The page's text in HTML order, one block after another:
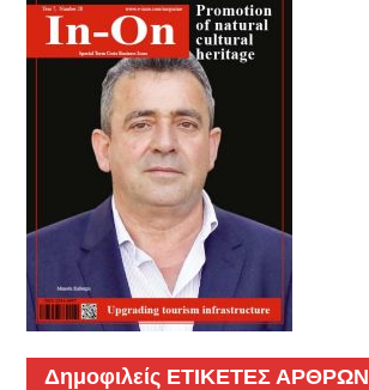
Δημοφιλείς ΕΤΙΚΕΤΕΣ ΑΡΘΡΩΝ